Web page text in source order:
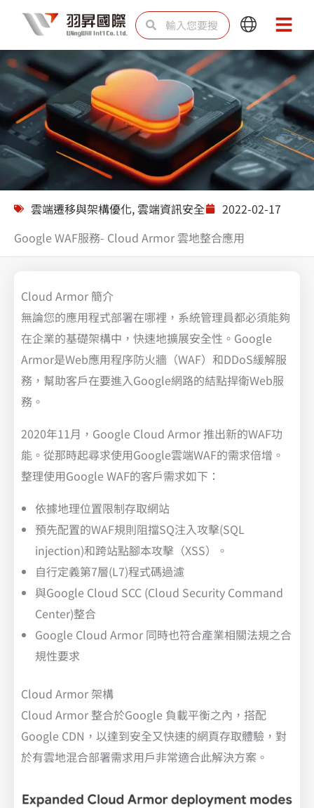
主
要
內
搜
尋 尋
Main
Menu
Main
Menu
解決方案
雲端遷移與架構優化,雲端資訊安全
2022-02-17
Google WAF服務- Cloud Armor 雲地整合應用
Cloud Armor 簡介
無論您的應用程式部署在哪裡，系統管理員都必須能夠
在企業的基礎架構中，快速地擴展安全性。Google
Armor是Web應用程序防火牆（WAF）和DDoS緩解服
務，幫助客戶在要進入Google網路的結點捍衛Web服
務。
2020年11月，Google Cloud Armor 推出新的WAF功
能。從那時起尋求使用Google雲端WAF的需求倍增。
整理使用Google WAF的客戶需求如下：
依據地理位置限制存取網站
預先配置的WAF規則阻擋SQ注入攻擊(SQL
injection)和跨站點腳本攻擊（XSS）。
自行定義第7層(L7)程式碼過濾
與Google Cloud SCC (Cloud Security Command
Center)整合
Google Cloud Armor 同時也符合產業相關法規之合
規性要求
Cloud Armor 架構
Cloud Armor 整合於Google 負載平衡之內，搭配
Google CDN，以達到安全又快速的網頁存取體驗，對
於有雲地混合部署需求用戶非常適合此解決方案。